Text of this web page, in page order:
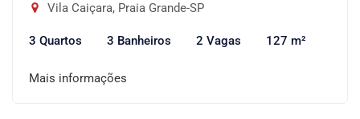
Vila Caiçara, Praia Grande-SP
3 Quartos 3 Banheiros 2 Vagas 127 m²
Mais informações